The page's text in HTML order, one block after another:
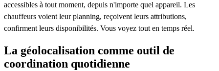
accessibles à tout moment, depuis n'importe quel appareil. Les
chauffeurs voient leur planning, reçoivent leurs attributions,
confirment leurs disponibilités. Vous voyez tout en temps réel.
La géolocalisation comme outil de
coordination quotidienne